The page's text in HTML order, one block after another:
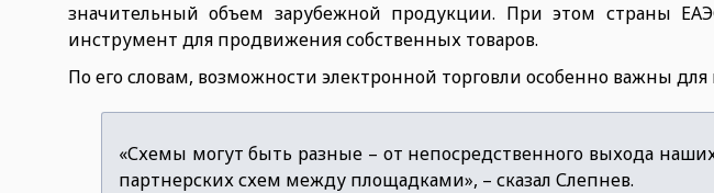
значительный объем зарубежной продукции. При этом страны
инструмент для продвижения собственных товаров.
По его словам, возможности электронной торговли особенно важны для
«Схемы могут быть разные – от непосредственного выхода
партнерских схем между площадками», – сказал Слепнев.